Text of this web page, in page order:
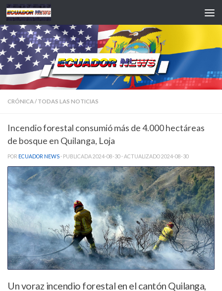
Saltar al contenido
CRÓNICA/ TODAS LAS NOTICIAS
Incendio forestal consumió más de 4.000 hectáreas
de bosque en Quilanga, Loja
POR ECUADOR NEWS · PUBLICADA2024-08-30 · ACTUALIZADO2024-08-30
Un voraz incendio forestal en el cantón Quilanga,